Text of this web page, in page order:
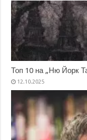
Топ 10 на „Ню Йорк
12.10.2025